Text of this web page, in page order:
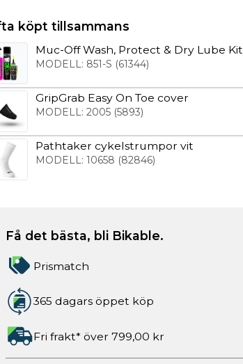
köpt tillsammans
Muc-Off Wash, Protect & Dry Lube Kit
MODELL: 851-S (61344)
GripGrab Easy On Toe cover
MODELL: 2005(5893)
Pathtaker cykelstrumpor vit
MODELL: 10658 (82846)
Få det bästa, bli Bikable.
Prismatch
365 dagars öppet köp
Fri frakt* över 799,00 kr